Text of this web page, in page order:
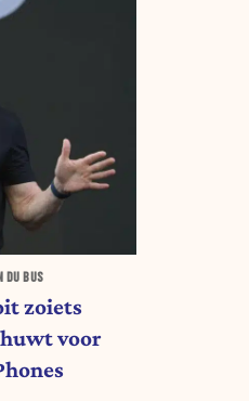
DU BUS
zoiets
voor